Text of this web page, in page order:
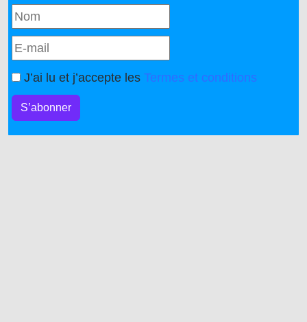
J’ai lu et j’accepte les Termes et conditions
S’abonner